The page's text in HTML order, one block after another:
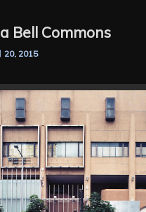
Bell Commons
20, 2015